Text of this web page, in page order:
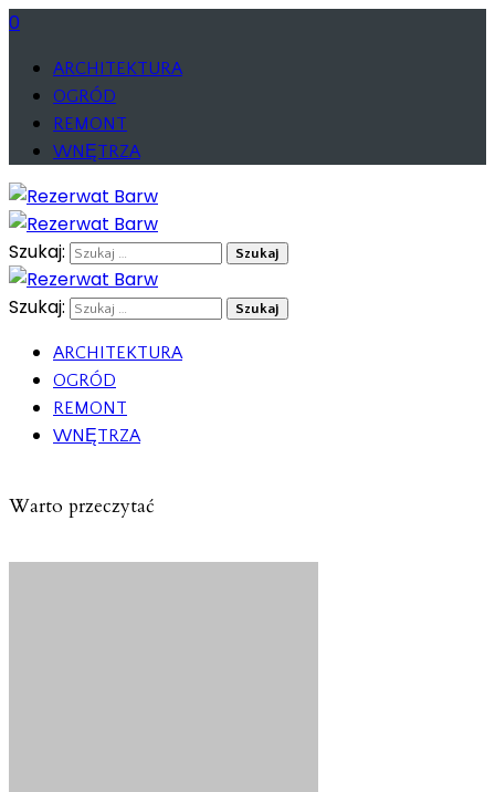
0
ARCHITEKTURA
OGRÓD
REMONT
WNĘTRZA
Szukaj:
Szukaj:
ARCHITEKTURA
OGRÓD
REMONT
WNĘTRZA
Warto przeczytać